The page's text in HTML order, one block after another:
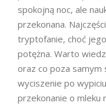
spokojną noc, ale
przekonana.
tryptofanie, choć
potężna. Warto
oraz co poza samym
wyciszenie po
przekonanie o mleku